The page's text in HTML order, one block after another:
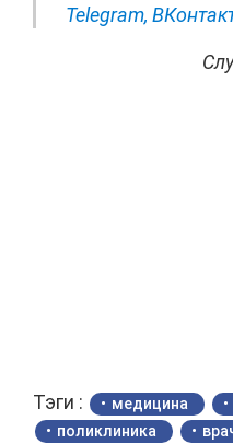
Telegram,
Тэги : медицина
поликлиника